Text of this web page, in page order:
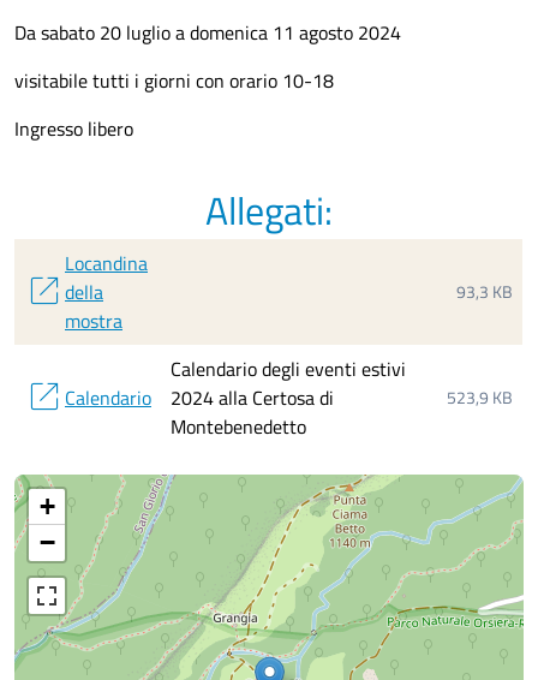
Da sabato 20 luglio a domenica 11 agosto 2024
visitabile tutti i giorni con orario 10-18
Ingresso libero
Allegati:
open_in_new
Locandina
della
mostra
93,3 KB
open_in_new Calendario
Calendario degli eventi estivi
2024 alla Certosa di
Montebenedetto
523,9 KB
+
−